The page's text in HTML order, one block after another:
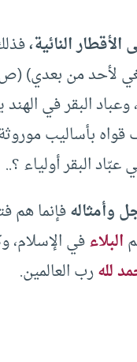
النائية،
البقر في
بأساليب
عبّاد البقر أولياء ؟..
وأمثالهفإنما هم
البلاءفي الإسلام،
للهرب العالمين.